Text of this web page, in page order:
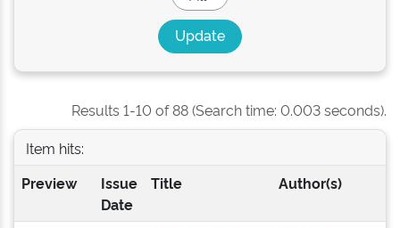
Results 1-10 of 88 (Search time: 0.003 seconds).
Item hits:
Preview
Issue
Date
Title Author(s)